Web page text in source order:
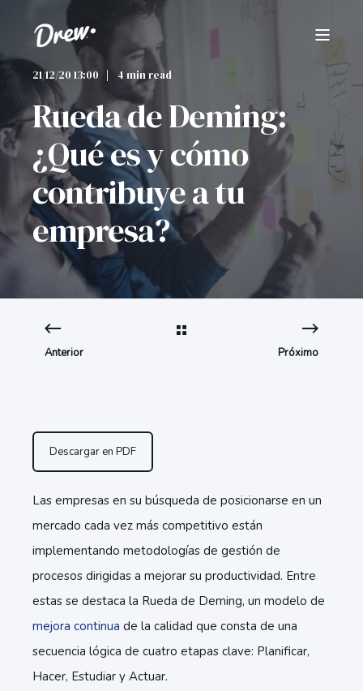
21/12/20 13:00 4 min read
Rueda de Deming:
¿Qué es y cómo
contribuye a tu
empresa?
Anterior Próximo
Descargar en PDF
Las empresas en su búsqueda de posicionarse en un
mercado cada vez más competitivo están
implementando metodologías de gestión de
procesos dirigidas a mejorar su productividad. Entre
estas se destaca la Rueda de Deming, un modelo de
mejora continua de la calidad que consta de una
secuencia lógica de cuatro etapas clave: Planificar,
Hacer, Estudiar y Actuar.